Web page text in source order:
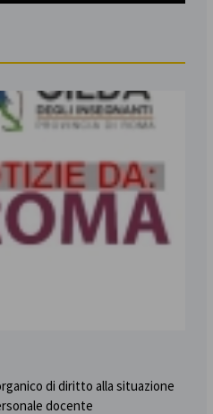
di diritto alla situazione
docente